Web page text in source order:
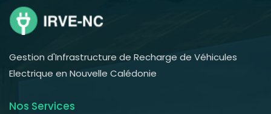
Gestion d'Infrastructure de Recharge de Véhicules
Electrique en Nouvelle Calédonie
Nos Services